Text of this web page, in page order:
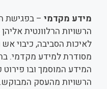
מידע מקדמי – בפגישת
הרשויות הרלוונטית
לאיכות הסביבה, כיבוי
המידע המוסמך ובו
הרשויות מהעסק המבוקש.